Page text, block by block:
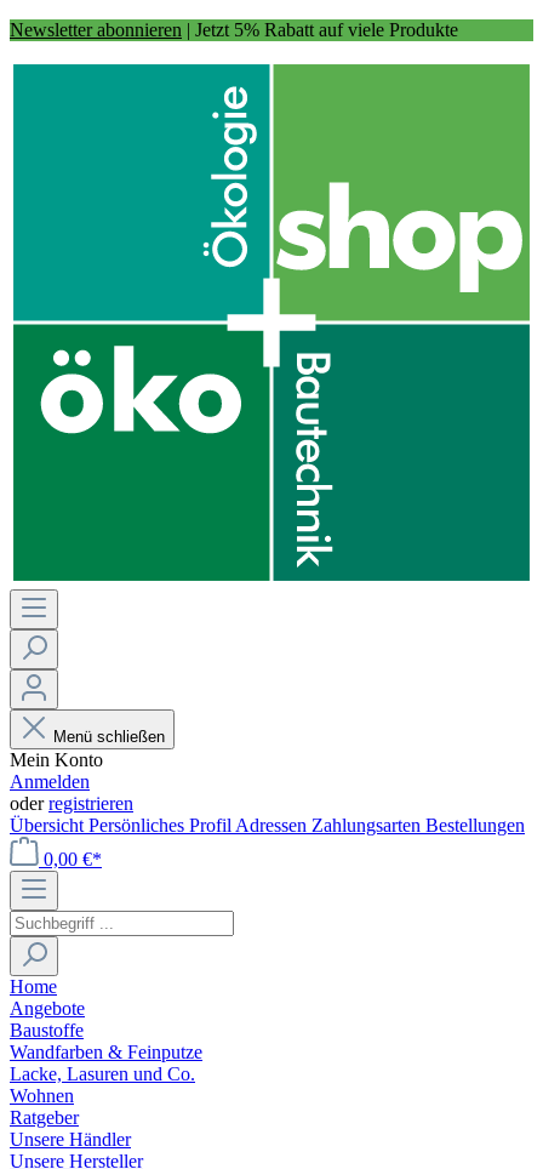
Newsletter abonnieren | Jetzt 5% Rabatt auf viele Produkte
Menü schließen
Mein Konto
Anmelden
oderregistrieren
Übersicht Persönliches Profil Adressen Zahlungsarten Bestellungen
0,00 €*
Home
Angebote
Baustoffe
Wandfarben & Feinputze
Lacke, Lasuren und Co.
Wohnen
Ratgeber
Unsere Händler
Unsere Hersteller